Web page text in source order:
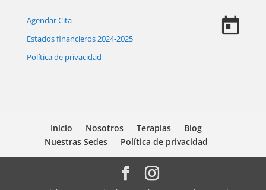
Agendar Cita
Estados financieros 2024-2025
Política de privacidad
Inicio Nosotros Terapias
Blog
Nuestras Sedes
Política de privacidad